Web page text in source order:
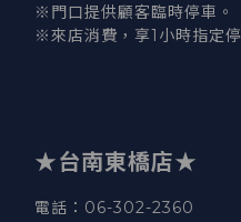
※門口提供顧客臨時停車。
※來店消費，享1小時指定
★台南東橋店★
電話 ：06-302-2360